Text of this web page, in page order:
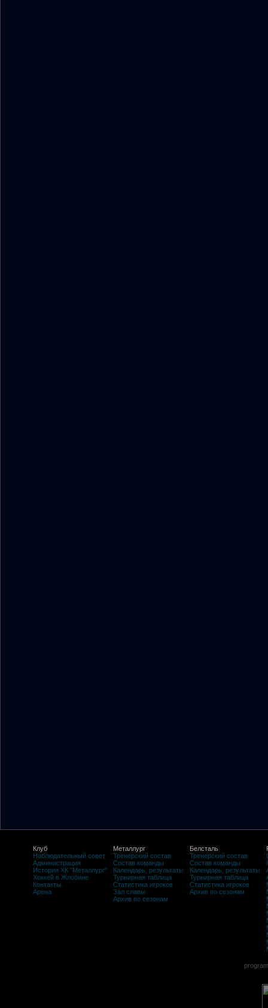
Клуб
Наблюдательный совет
Администрация
История ХК "Металлург"
Хоккей в Жлобине
Контакты
Арена
Металлург
Тренерский состав
Состав команды
Календарь, результаты
Турнирная таблица
Статистика игроков
Зал славы
Архив по сезонам
Белсталь
Тренерский состав
Состав команды
Календарь, результаты
Турнирная таблица
Статистика игроков
Архив по сезонам